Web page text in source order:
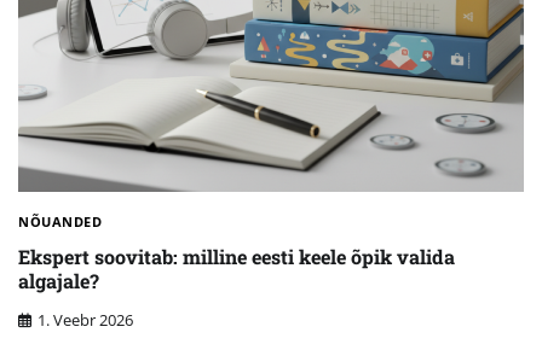
NÕUANDED
Ekspert soovitab: milline eesti keele õpik valida
algajale?
1. Veebr 2026